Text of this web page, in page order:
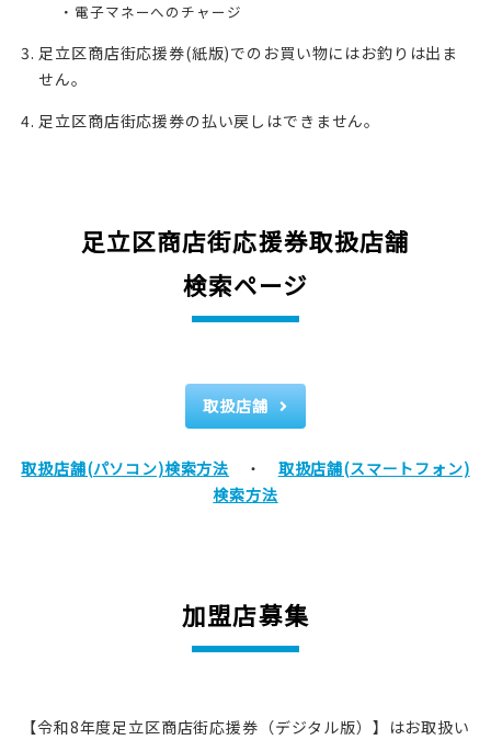
電子マネーへのチャージ
足立区商店街応援券(紙版)でのお買い物にはお釣りは出ま
せん。
足立区商店街応援券の払い戻しはできません。
足立区商店街応援券取扱店舗
検索ページ
取扱店舗
取扱店舗(パソコン)検索方法 ・ 取扱店舗(スマートフォン)
検索方法
加盟店募集
【令和8年度足立区商店街応援券（デジタル版）】はお取扱い